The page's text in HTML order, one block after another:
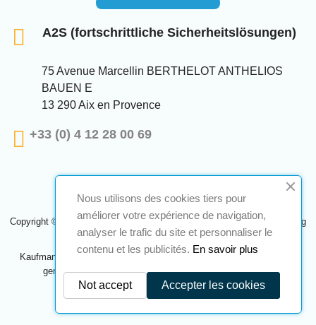
A2S (fortschrittliche Sicherheitslösungen)
75 Avenue Marcellin BERTHELOT ANTHELIOS
BAUEN E
13 290 Aix en Provence
+33 (0) 4 12 28 00 69
Copyright © 2024 A2S ATEX. Alle Rechte vorbehalten. Eine Realisierung
Navilog
Kaufmann, der von der offensichtlichen Meinung des Unternehmens
genehmigt wurde,Klicken Sie hier, um es zu überprüfen.
Nous utilisons des cookies tiers pour
améliorer votre expérience de navigation,
analyser le trafic du site et personnaliser le
contenu et les publicités. En savoir plus
Accepter les cookies
Not accept